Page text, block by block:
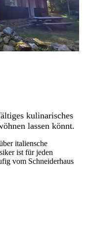
kulinarisches
lassen könnt.
italiensche
ist für jeden
vom Schneiderhaus